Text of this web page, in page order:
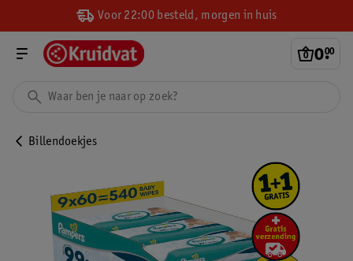
Voor 22:00 besteld, morgen in huis
0.
00
Billendoekjes